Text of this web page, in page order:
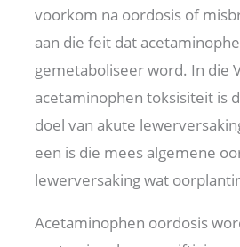
voorkom na oordosis of
aan die feit dat
gemetaboliseer word. In die
acetaminophen toksisiteit is
doel van akute
een is die mees algemene
lewerversaking wat
Acetaminophen oordosis